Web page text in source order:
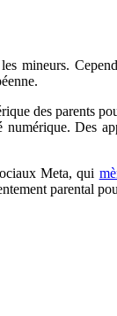
mineurs.
des parents
Des
Meta, qui
parental